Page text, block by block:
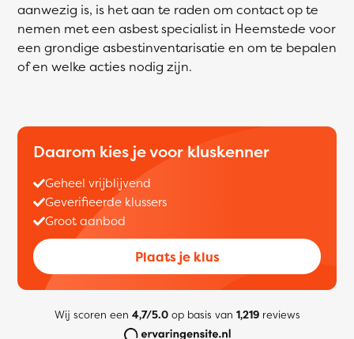
aanwezig is, is het aan te raden om contact op te
nemen met een asbest specialist in Heemstede voor
een grondige asbestinventarisatie en om te bepalen
of en welke acties nodig zijn.
Daarom kies je voor kluskenner
Geheel vrijblijvend
Geverifieerde klussers
Groot aanbod
Plaats je klus
Wij scoren een 4,7/5.0op basis van 1,219reviews